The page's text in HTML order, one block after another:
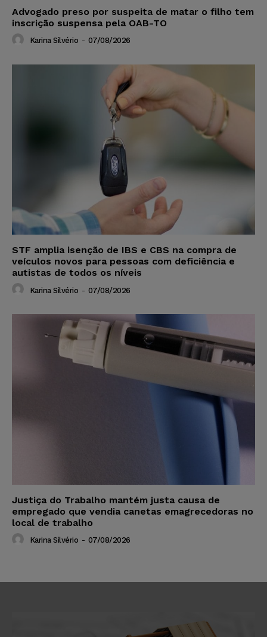
Advogado preso por suspeita de matar o filho tem
inscrição suspensa pela OAB-TO
Karina Silvério - 07/08/2026
STF amplia isenção de IBS e CBS na compra de
veículos novos para pessoas com deficiência e
autistas de todos os níveis
Karina Silvério - 07/08/2026
Justiça do Trabalho mantém justa causa de
empregado que vendia canetas emagrecedoras no
local de trabalho
Karina Silvério - 07/08/2026